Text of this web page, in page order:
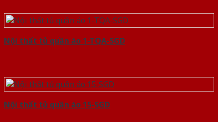
Nội thất tủ quần áo 1-TQA-SGD
Nội thất tủ quần áo 15-SGD